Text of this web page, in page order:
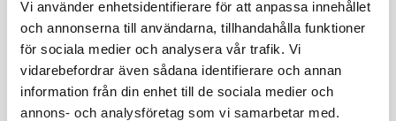
Vi använder enhetsidentifierare för att anpassa innehållet
och annonserna till användarna, tillhandahålla funktioner
för sociala medier och analysera vår trafik. Vi
vidarebefordrar även sådana identifierare och annan
information från din enhet till de sociala medier och
annons- och analysföretag som vi samarbetar med.
1003092
Tillv. art. nr:
Kockkniv 15cm Edge